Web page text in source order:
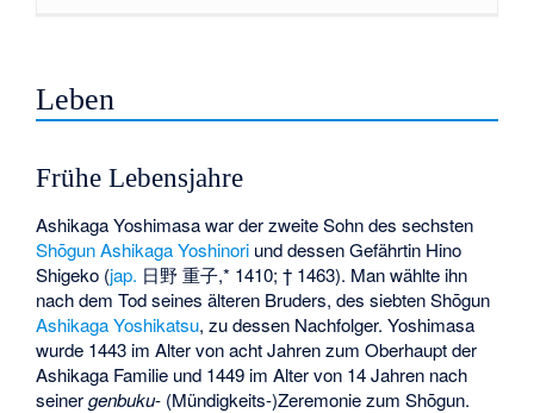
Leben
Frühe Lebensjahre
Ashikaga Yoshimasa war der zweite Sohn des sechsten
Shōgun Ashikaga Yoshinori und dessen Gefährtin Hino
Shigeko (jap. 日野 重子,* 1410; † 1463). Man wählte ihn
nach dem Tod seines älteren Bruders, des siebten Shōgun
Ashikaga Yoshikatsu, zu dessen Nachfolger. Yoshimasa
wurde 1443 im Alter von acht Jahren zum Oberhaupt der
Ashikaga Familie und 1449 im Alter von 14 Jahren nach
seinergenbuku- (Mündigkeits-)Zeremonie zum Shōgun.